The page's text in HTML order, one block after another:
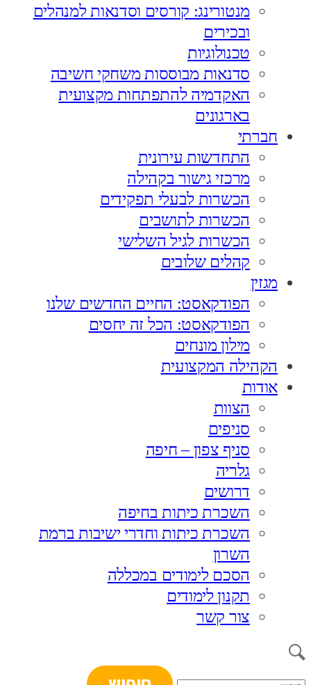
מנטורינג: קורסים וסדנאות למנהלים
ובכירים
טכנולוגיות
סדנאות מבוססות משחקי חשיבה
האקדמיה להתפתחות מקצועית
בארגונים
חברתי
התחדשות עירונית
מרכזי גישור בקהילה
הכשרות לבעלי תפקידים
הכשרות לתושבים
הכשרות לגיל השלישי
קהלים שלובים
מגזין
הפודקאסט: החיים החדשים שלנו
הפודקאסט: הכל זה יחסים
מילון מונחים
הקהילה המקצועית
אודות
הצוות
סניפים
סניף צפון – חיפה
גלריה
דרושים
השכרת כיתות בחיפה
השכרת כיתות וחדרי ישיבות ברמת
השרון
הסכם לימודים במכללה
תקנון לימודים
צור קשר
חיפוש: